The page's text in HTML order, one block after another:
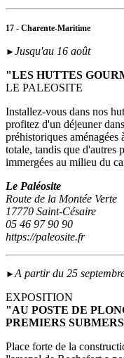
17 - Charente-Maritime
► Jusqu'au 16 août
"LES HUTTES
LE PALEOSITE
Installez-vous dans nos
profitez d'un déjeuner
préhistoriques
totale, tandis que d'autres
immergées au milieu du
Le Paléosite
Route de la Montée Verte
17770 Saint-Césaire
05 46 97 90 90
https://paleosite.fr
►A partir du 25
EXPOSITION
"AU POSTE DE
PREMIERS
Place forte de la